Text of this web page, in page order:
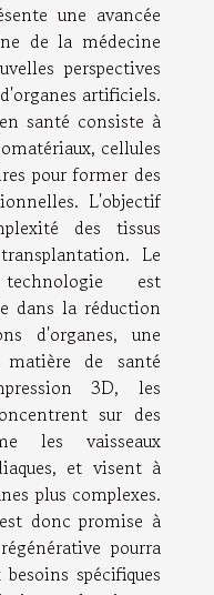
une avancée
de la médecine
perspectives
artificiels.
santé consiste à
cellules
pour former des
L'objectif
des tissus
Le
est
dans la réduction
d'organes, une
matière de santé
3D, les
sur des
les vaisseaux
et visent à
plus complexes.
donc promise à
pourra
spécifiques